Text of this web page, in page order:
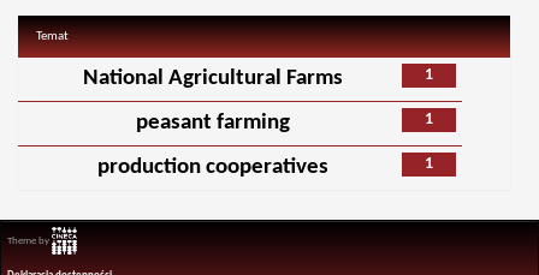
Temat
1
National Agricultural Farms
1
peasant farming
1
production cooperatives
Theme by